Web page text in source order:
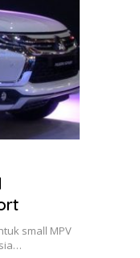
small MPV